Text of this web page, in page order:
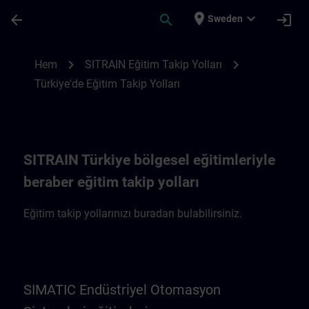
arrow_back search place Sweden expand_more login
Hem chevron_right SITRAIN Eğitim Takip Yolları chevron_right
Türkiye'de Eğitim Takip Yolları
SITRAIN Türkiye bölgesel eğitimleriyle
beraber eğitim takip yolları
Eğitim takip yollarınızı buradan bulabilirsiniz.
SIMATIC Endüstriyel Otomasyon